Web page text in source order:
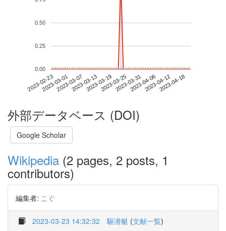
2023-02-232023-03-012023-03-072023-03-132023-03-192023-03-252023-03-312023-04-062023-04-122023-04-18
0.00
0.25
0.50
外部データベース (DOI)
Google Scholar
Wikipedia (2 pages, 2 posts, 1
contributors)
編集者: こぐ
2023-03-23 14:32:32 駆潜艇 (文献一覧)